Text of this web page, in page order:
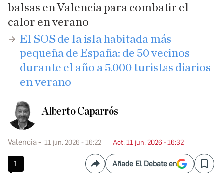
balsas en Valencia para combatir el
calor en verano
​El SOS de la isla habitada más
pequeña de España: de 50 vecinos
durante el año a 5.000 turistas diarios
en verano
Alberto Caparrós
Valencia 11 jun. 2026 - 16:22 Act. 11 jun. 2026 - 16:32
1 CompartirAñade El Debate en Save